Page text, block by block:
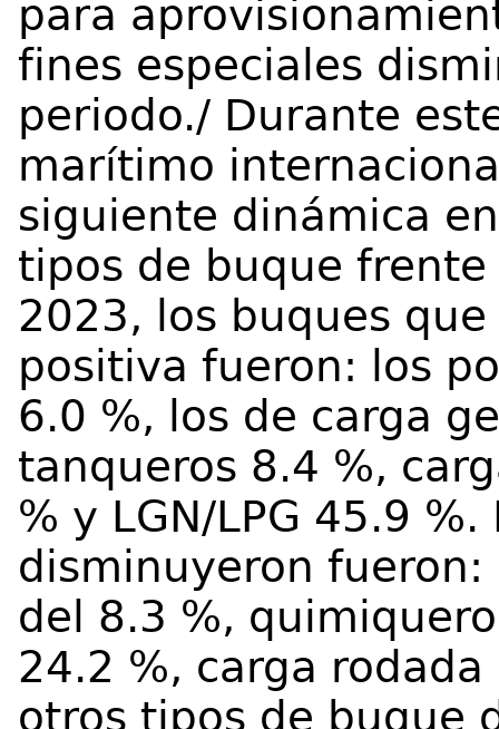
para
fines especiales
periodo./ Durante
marítimo
siguiente dinámica
tipos de buque
2023, los buques
positiva fueron: los
6.0 %, los de carga
tanqueros 8.4 %,
% y LGN/LPG 45.9
disminuyeron
del 8.3 %,
24.2 %, carga
otros tipos de buque